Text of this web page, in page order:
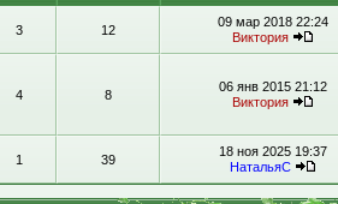
3 12
09 мар 2018 22:24
Виктория
4 8
06 янв 2015 21:12
Виктория
1 39
18 ноя 2025 19:37
НатальяС